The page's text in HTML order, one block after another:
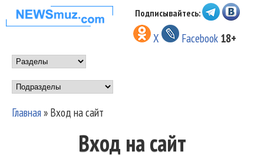
Перейти к основному
содержанию
НОВОСТИ
МУЗЫКИ И
ШОУ БИЗНЕСА
NEWSMUZ.COM
Подписывайтесь:
X Facebook 18+
Main menu
Подразделы
Вы здесь
Главная» Вход на сайт
Вход на сайт